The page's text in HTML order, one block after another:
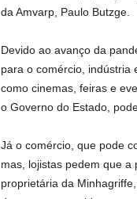
da Amvarp, Paulo Butzge.
Devido ao avanço da
para o comércio, indústria
como cinemas, feiras e
o Governo do Estado,
Já o comércio, que pode
mas, lojistas pedem que
proprietária da